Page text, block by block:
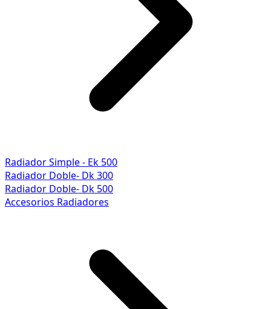
Radiador Simple - Ek 500
Radiador Doble- Dk 300
Radiador Doble- Dk 500
Accesorios Radiadores